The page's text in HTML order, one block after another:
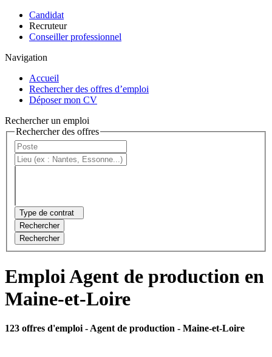
Candidat
Recruteur
Conseiller professionnel
Navigation
Accueil
Rechercher des offres d’emploi
Déposer mon CV
Rechercher un emploi
Rechercher des offres
Type de contrat
Rechercher
Rechercher
Emploi Agent de production en
Maine-et-Loire
123 offres d'emploi - Agent de production - Maine-et-Loire